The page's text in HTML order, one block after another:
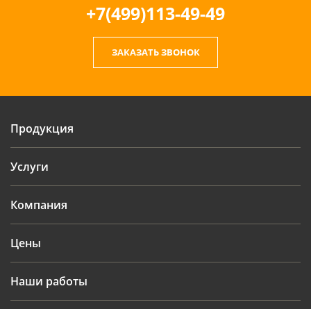
+7(499)113-49-49
ЗАКАЗАТЬ ЗВОНОК
Продукция
Услуги
Компания
Цены
Наши работы